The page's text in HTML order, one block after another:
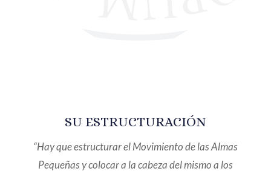
SU ESTRUCTURACIÓN
“Hay que estructurar el Movimiento de las Almas
Pequeñas y colocar a la cabeza del mismo a los